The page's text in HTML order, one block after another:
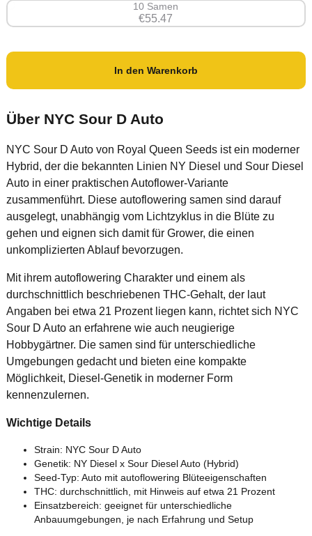
10 Samen
€55.47
In den Warenkorb
Über NYC Sour D Auto
NYC Sour D Auto von Royal Queen Seeds ist ein moderner
Hybrid, der die bekannten Linien NY Diesel und Sour Diesel
Auto in einer praktischen Autoflower-Variante
zusammenführt. Diese autoflowering samen sind darauf
ausgelegt, unabhängig vom Lichtzyklus in die Blüte zu
gehen und eignen sich damit für Grower, die einen
unkomplizierten Ablauf bevorzugen.
Mit ihrem autoflowering Charakter und einem als
durchschnittlich beschriebenen THC-Gehalt, der laut
Angaben bei etwa 21 Prozent liegen kann, richtet sich NYC
Sour D Auto an erfahrene wie auch neugierige
Hobbygärtner. Die samen sind für unterschiedliche
Umgebungen gedacht und bieten eine kompakte
Möglichkeit, Diesel-Genetik in moderner Form
kennenzulernen.
Wichtige Details
Strain: NYC Sour D Auto
Genetik: NY Diesel x Sour Diesel Auto (Hybrid)
Seed-Typ: Auto mit autoflowering Blüteeigenschaften
THC: durchschnittlich, mit Hinweis auf etwa 21 Prozent
Einsatzbereich: geeignet für unterschiedliche
Anbauumgebungen, je nach Erfahrung und Setup